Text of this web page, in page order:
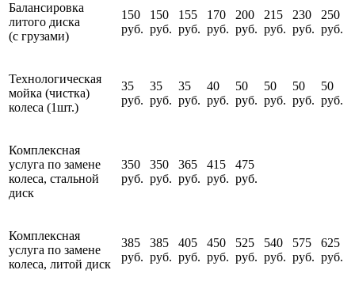
Балансировка
литого диска
(с грузами)
150
руб.
150
руб.
155
руб.
170
руб.
200
руб.
215
руб.
230
руб.
250
руб.
Технологическая
мойка (чистка)
колеса (1шт.)
35
руб.
35
руб.
35
руб.
40
руб.
50
руб.
50
руб.
50
руб.
50
руб.
Комплексная
услуга по замене
колеса, стальной
диск
350
руб.
350
руб.
365
руб.
415
руб.
475
руб.
Комплексная
услуга по замене
колеса, литой диск
385
руб.
385
руб.
405
руб.
450
руб.
525
руб.
540
руб.
575
руб.
625
руб.